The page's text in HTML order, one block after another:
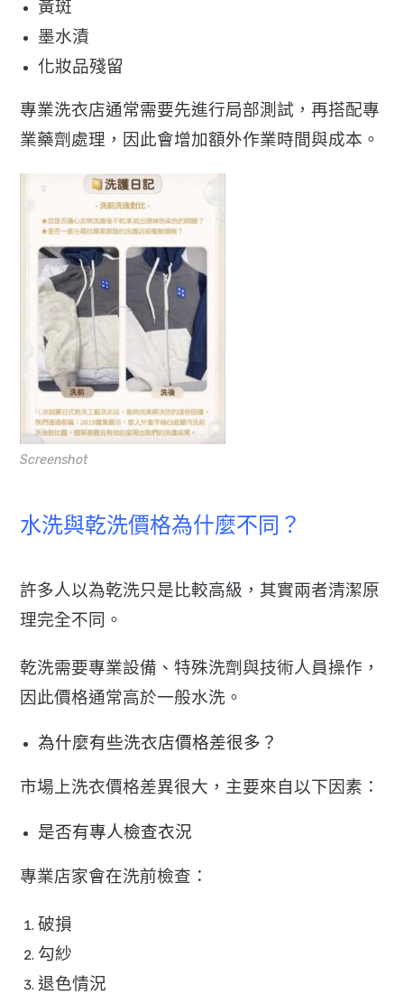
黃斑
墨水漬
化妝品殘留
專業洗衣店通常需要先進行局部測試，再搭配專
業藥劑處理， 因此會增加額外作業時間與成本。
Screenshot
水洗與乾洗價格為什麼不同？
許多人以為乾洗只是比較高級，其實兩者清潔原
理完全不同。
乾洗需要專業設備、特殊洗劑與技術人員操作，
因此價格通常高於一般水洗。
為什麼有些洗衣店價格差很多？
市場上洗衣價格差異很大，主要來自以下因素：
是否有專人檢查衣況
專業店家會在洗前檢查：
破損
勾紗
退色情況